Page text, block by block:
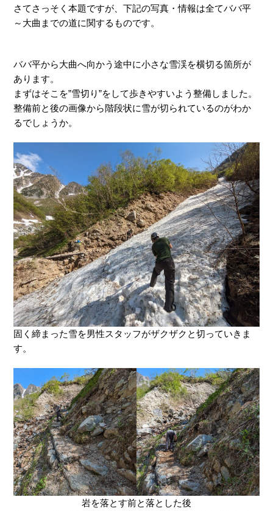
さてさっそく本題ですが、下記の写真・情報は全てババ平
～大曲までの道に関するものです。
ババ平から大曲へ向かう途中に小さな雪渓を横切る箇所が
あります。
まずはそこを”雪切り”をして歩きやすいよう整備しました。
整備前と後の画像から階段状に雪が切られているのがわか
るでしょうか。
固く締まった雪を男性スタッフがザクザクと切っていきま
す。
岩を落とす前と落とした後